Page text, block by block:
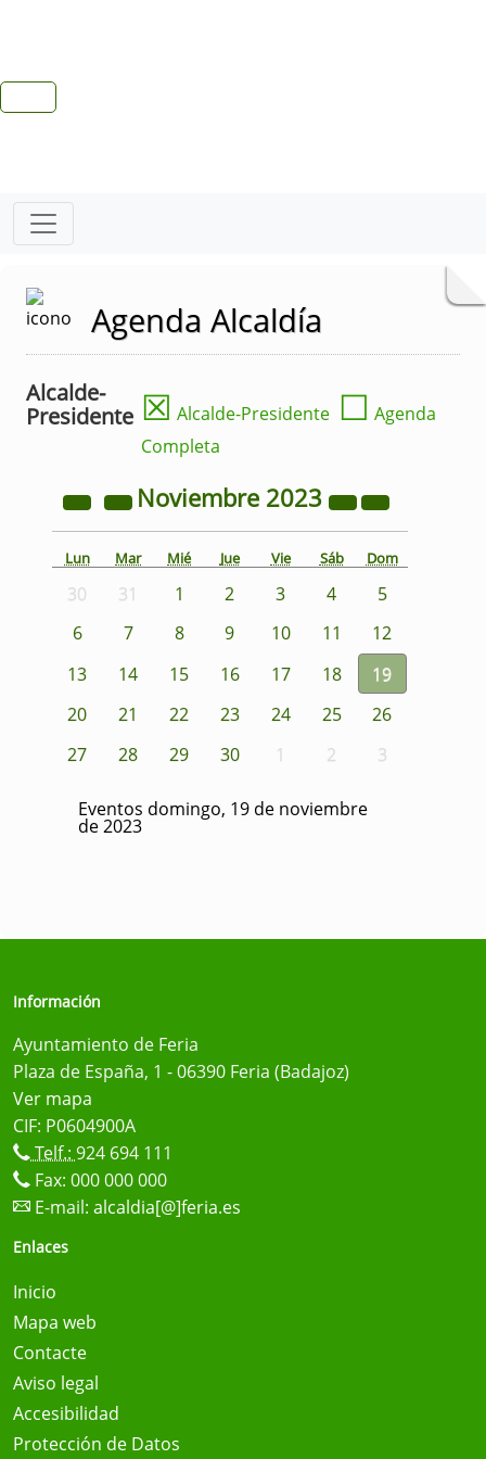
Agenda Alcaldía
Alcalde-
Presidente ☒ Alcalde-Presidente ☐ Agenda
Completa
Noviembre 2023
Lun Mar Mié Jue Vie Sáb Dom
30 31 1 2 3 4
5
6
7 8 9 10 11
12
13
14 15 16 17 18
19
20
21 22 23 24 25
26
27
28 29 30 1 2 3
Eventos domingo, 19 de noviembre
de 2023
Información
Ayuntamiento de Feria
Plaza de España, 1 - 06390 Feria (Badajoz)
Ver mapa
CIF: P0604900A
Telf.: 924 694 111
Fax: 000 000 000
E-mail: alcaldia[@]feria.es
Enlaces
Inicio
Mapa web
Contacte
Aviso legal
Accesibilidad
Protección de Datos